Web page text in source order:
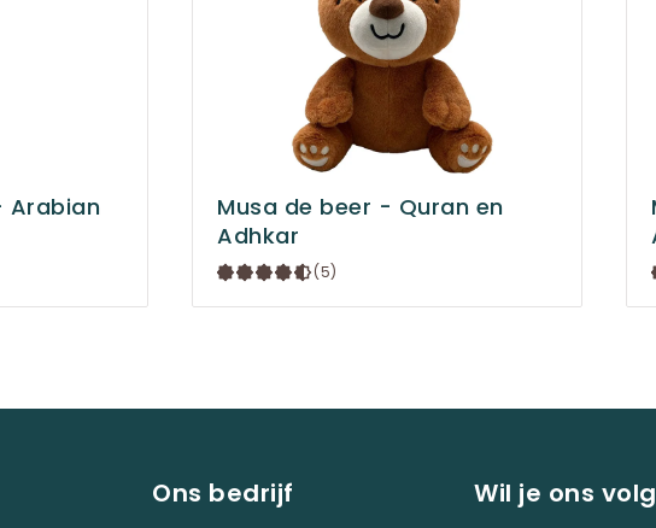
Arabian
Musa de beer - Quran en
Adhkar
(5)
Ons bedrijf Wil je ons